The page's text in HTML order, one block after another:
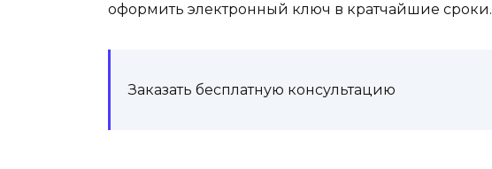
оформить электронный ключ в кратчайшие сроки.
Заказать бесплатную консультацию